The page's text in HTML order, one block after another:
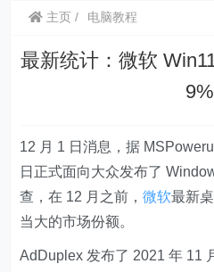
主页 电脑教程
最新统计：微软
9%
12 月 1 日消息，据
日正式面向大众发布了
查，在 12 月之前，微软最新
当大的市场份额。
AdDuplex 发布了 2021 年 11